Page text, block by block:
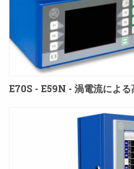
E70S - E59N - 渦電流によ